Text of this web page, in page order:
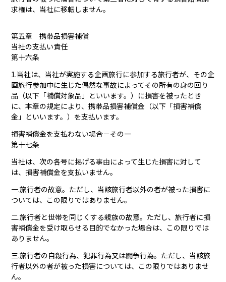
求権は、当社に移転しません。
第五章 携帯品損害補償
当社の支払い責任
第十六条
1.当社は、当社が実施する企画旅行に参加する旅行者が、その企
画旅行参加中に生じた偶然な事故によってその所有の身の回り
品（以下「補償対象品」といいます。）に損害を被ったとき
に、本章の規定により、携帯品損害補償金（以下「損害補償
金」といいます。）を支払います。
損害補償金を支払わない場合－その一
第十七条
当社は、次の各号に掲げる事由によって生じた損害に対して
は、損害補償金を支払いません。
一.旅行者の故意。ただし、当該旅行者以外の者が被った損害に
ついては、この限りではありません。
二.旅行者と世帯を同じくする親族の故意。ただし、旅行者に損
害補償金を受け取らせる目的でなかった場合は、この限りでは
ありません。
三.旅行者の自殺行為、犯罪行為又は闘争行為。ただし、当該旅
行者以外の者が被った損害については、この限りではありませ
ん。